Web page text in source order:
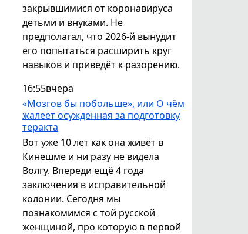
закрывшимися от коронавируса
детьми и внуками. Не
предполагал, что 2026-й вынудит
его попытаться расширить круг
навыков и приведёт к разорению.
16:55вчера
«Мозгов бы побольше», или О чём
жалеет осужденная за подготовку
теракта
Вот уже 10 лет как она живёт в
Кинешме и ни разу не видела
Волгу. Впереди ещё 4 года
заключения в исправительной
колонии. Сегодня мы
познакомимся с той русской
женщиной, про которую в первой